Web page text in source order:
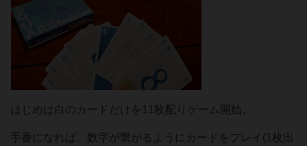
はじめは白のカードだけを11枚配りゲーム開始。
手番になれば、数字が繋がるようにカードをプレイ(1枚出